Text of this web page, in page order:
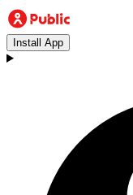
Install App